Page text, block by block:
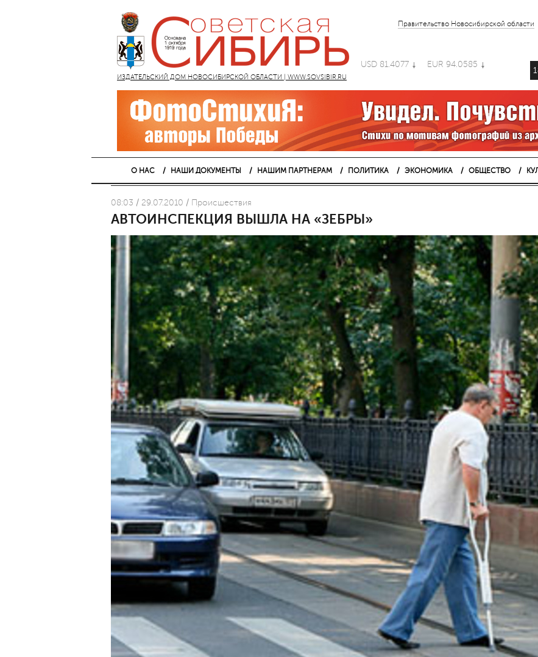
ИЗДАТЕЛЬСКИЙ ДОМ НОВОСИБИРСКОЙ ОБЛАСТИ | WWW.SOVSIBIR.RU
Правительство Новосибирской области
USD 81.4077 EUR 94.0585
О НАС НАШИ ДОКУМЕНТЫ НАШИМ ПАРТНЕРАМ ПОЛИТИКА ЭКОНОМИКА ОБЩЕСТВО
08:03 / 29.07.2010 / Проиcшествия
АВТОИНСПЕКЦИЯ ВЫШЛА НА «ЗЕБРЫ»